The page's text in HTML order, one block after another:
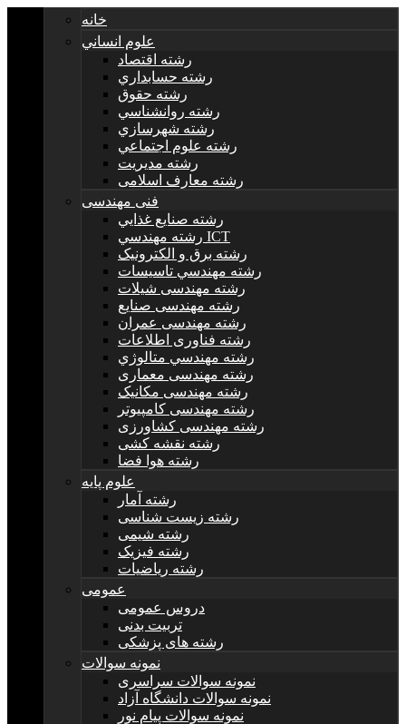
خانه
علوم انساني
رشته اقتصاد
رشته حسابداري
رشته حقوق
رشته روانشناسي
رشته شهرسازي
رشته علوم اجتماعي
رشته مديريت
رشته معارف اسلامی
فنی مهندسی
رشته صنايع غذايي
رشته مهندسي ICT
رشته برق و الکترونيک
رشته مهندسي تاسيسات
رشته مهندسی شیلات
رشته مهندسی صنایع
رشته مهندسی عمران
رشته فناوری اطلاعات
رشته مهندسي متالوژي
رشته مهندسی معماری
رشته مهندسی مکانیک
رشته مهندسی کامپیوتر
رشته مهندسی کشاورزی
رشته نقشه کشی
رشته هوا فضا
علوم پایه
رشته آمار
رشته زیست شناسی
رشته شیمی
رشته فیزیک
رشته ریاضیات
عمومی
دروس عمومی
تربیت بدنی
رشته های پزشکی
نمونه سوالات
نمونه سوالات سراسری
نمونه سوالات دانشگاه آزاد
نمونه سوالات پیام نور